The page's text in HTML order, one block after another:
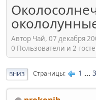
Автор Чай, 07 декабря
0 Пользователи и 2
ВНИЗ Страницы 1 ...